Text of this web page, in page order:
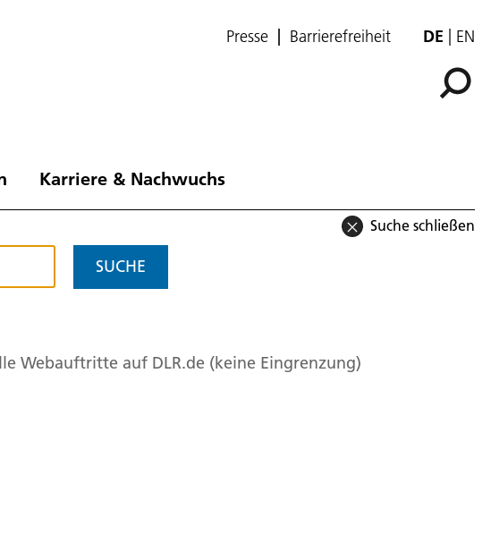
Presse Barrierefreiheit DE EN
Karriere & Nachwuchs
Suche schließen
SUCHE
Webauftritte auf DLR.de (keine Eingrenzung)